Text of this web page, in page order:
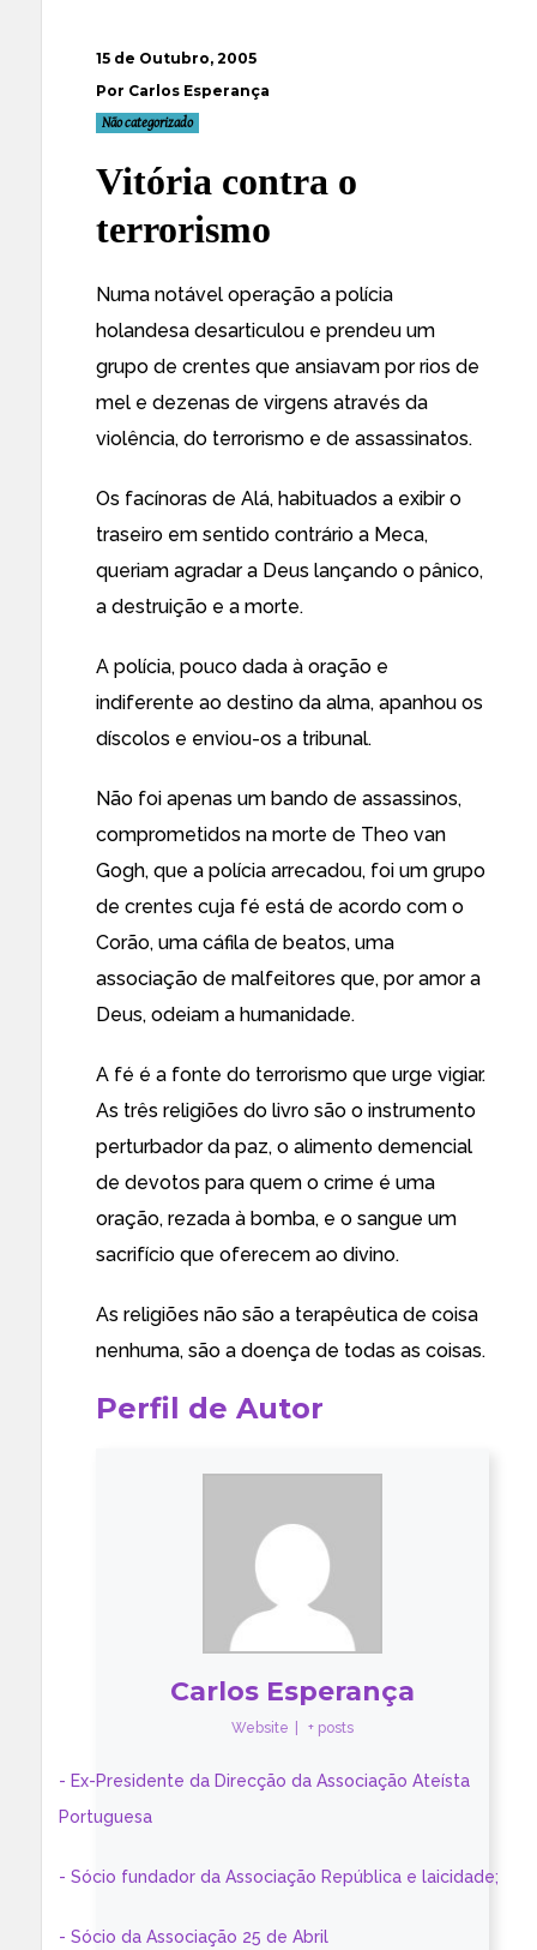
15 de Outubro, 2005
Por Carlos Esperança
Não categorizado
Vitória contra o
terrorismo
Numa notável operação a polícia
holandesa desarticulou e prendeu um
grupo de crentes que ansiavam por rios de
mel e dezenas de virgens através da
violência, do terrorismo e de assassinatos.
Os facínoras de Alá, habituados a exibir o
traseiro em sentido contrário a Meca,
queriam agradar a Deus lançando o pânico,
a destruição e a morte.
A polícia, pouco dada à oração e
indiferente ao destino da alma, apanhou os
díscolos e enviou-os a tribunal.
Não foi apenas um bando de assassinos,
comprometidos na morte de Theo van
Gogh, que a polícia arrecadou, foi um grupo
de crentes cuja fé está de acordo com o
Corão, uma cáfila de beatos, uma
associação de malfeitores que, por amor a
Deus, odeiam a humanidade.
A fé é a fonte do terrorismo que urge vigiar.
As três religiões do livro são o instrumento
perturbador da paz, o alimento demencial
de devotos para quem o crime é uma
oração, rezada à bomba, e o sangue um
sacrifício que oferecem ao divino.
As religiões não são a terapêutica de coisa
nenhuma, são a doença de todas as coisas.
Perfil de Autor
Carlos Esperança
Website + posts
- Ex-Presidente da Direcção da Associação Ateísta
Portuguesa
- Sócio fundador da Associação República e laicidade;
- Sócio da Associação 25 de Abril